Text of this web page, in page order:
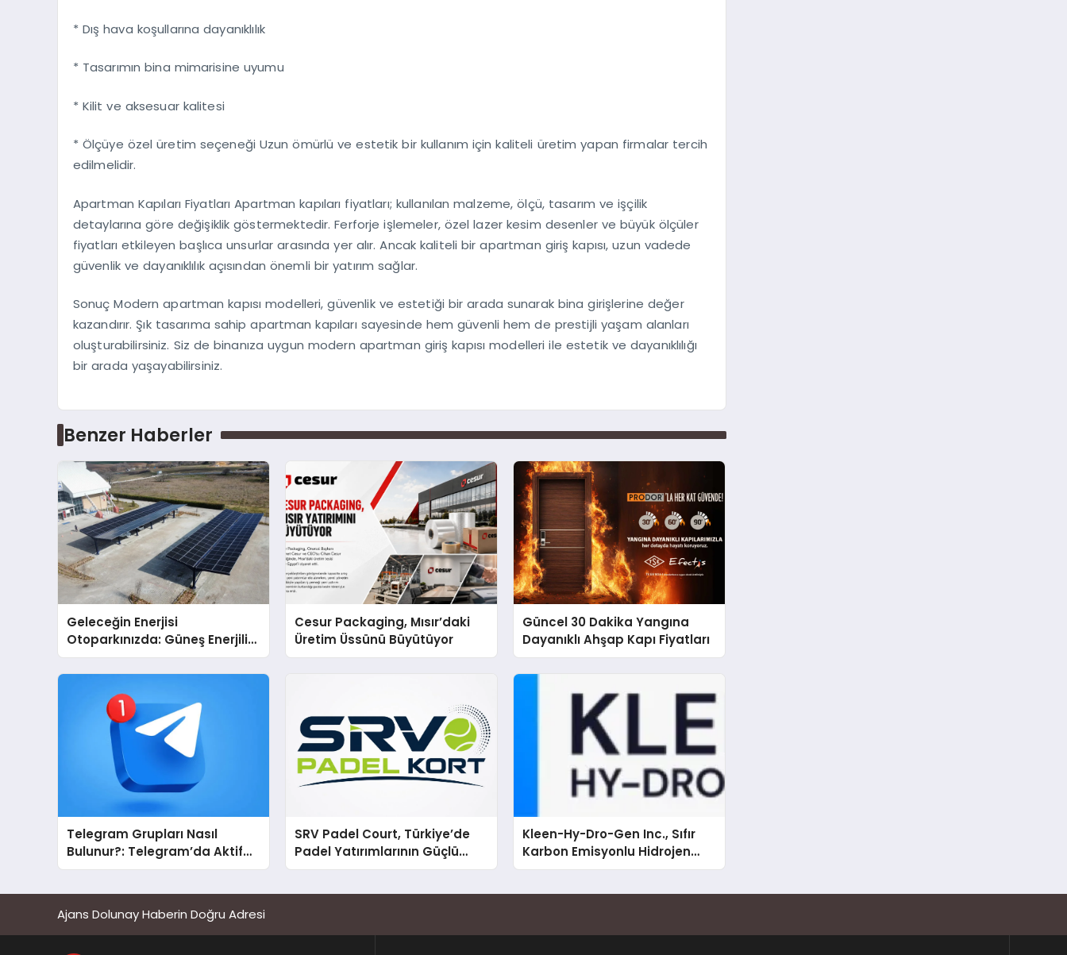
* Dış hava koşullarına dayanıklılık
* Tasarımın bina mimarisine uyumu
* Kilit ve aksesuar kalitesi
* Ölçüye özel üretim seçeneği Uzun ömürlü ve estetik bir kullanım için kaliteli üretim yapan firmalar tercih
edilmelidir.
Apartman Kapıları Fiyatları Apartman kapıları fiyatları; kullanılan malzeme, ölçü, tasarım ve işçilik
detaylarına göre değişiklik göstermektedir. Ferforje işlemeler, özel lazer kesim desenler ve büyük ölçüler
fiyatları etkileyen başlıca unsurlar arasında yer alır. Ancak kaliteli bir apartman giriş kapısı, uzun vadede
güvenlik ve dayanıklılık açısından önemli bir yatırım sağlar.
Sonuç Modern apartman kapısı modelleri, güvenlik ve estetiği bir arada sunarak bina girişlerine değer
kazandırır. Şık tasarıma sahip apartman kapıları sayesinde hem güvenli hem de prestijli yaşam alanları
oluşturabilirsiniz. Siz de binanıza uygun modern apartman giriş kapısı modelleri ile estetik ve dayanıklılığı
bir arada yaşayabilirsiniz.
Benzer Haberler
Geleceğin Enerjisi
Otoparkınızda: Güneş Enerjili
Carport (Solar Otopark)
Nedir?
Cesur Packaging, Mısır’daki
Üretim Üssünü Büyütüyor
Güncel 30 Dakika Yangına
Dayanıklı Ahşap Kapı Fiyatları
Telegram Grupları Nasıl
Bulunur?: Telegram’da Aktif
Topluluk Bulmanın Yolları
SRV Padel Court, Türkiye’de
Padel Yatırımlarının Güçlü
Markası Olmayı Sürdürüyor
Kleen-Hy-Dro-Gen Inc., Sıfır
Karbon Emisyonlu Hidrojen
Isıtma Teknolojisinde ISO ve
Ajans Dolunay Haberin Doğru Adresi